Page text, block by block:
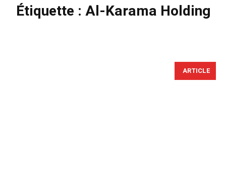
Étiquette : Al-Karama Holding
ARTICLE